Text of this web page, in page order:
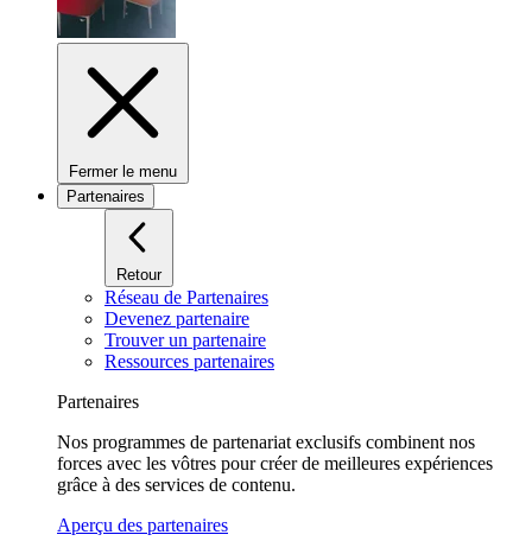
Fermer le menu
Partenaires
Retour
Réseau de Partenaires
Devenez partenaire
Trouver un partenaire
Ressources partenaires
Partenaires
Nos programmes de partenariat exclusifs combinent nos
forces avec les vôtres pour créer de meilleures expériences
grâce à des services de contenu.
Aperçu des partenaires